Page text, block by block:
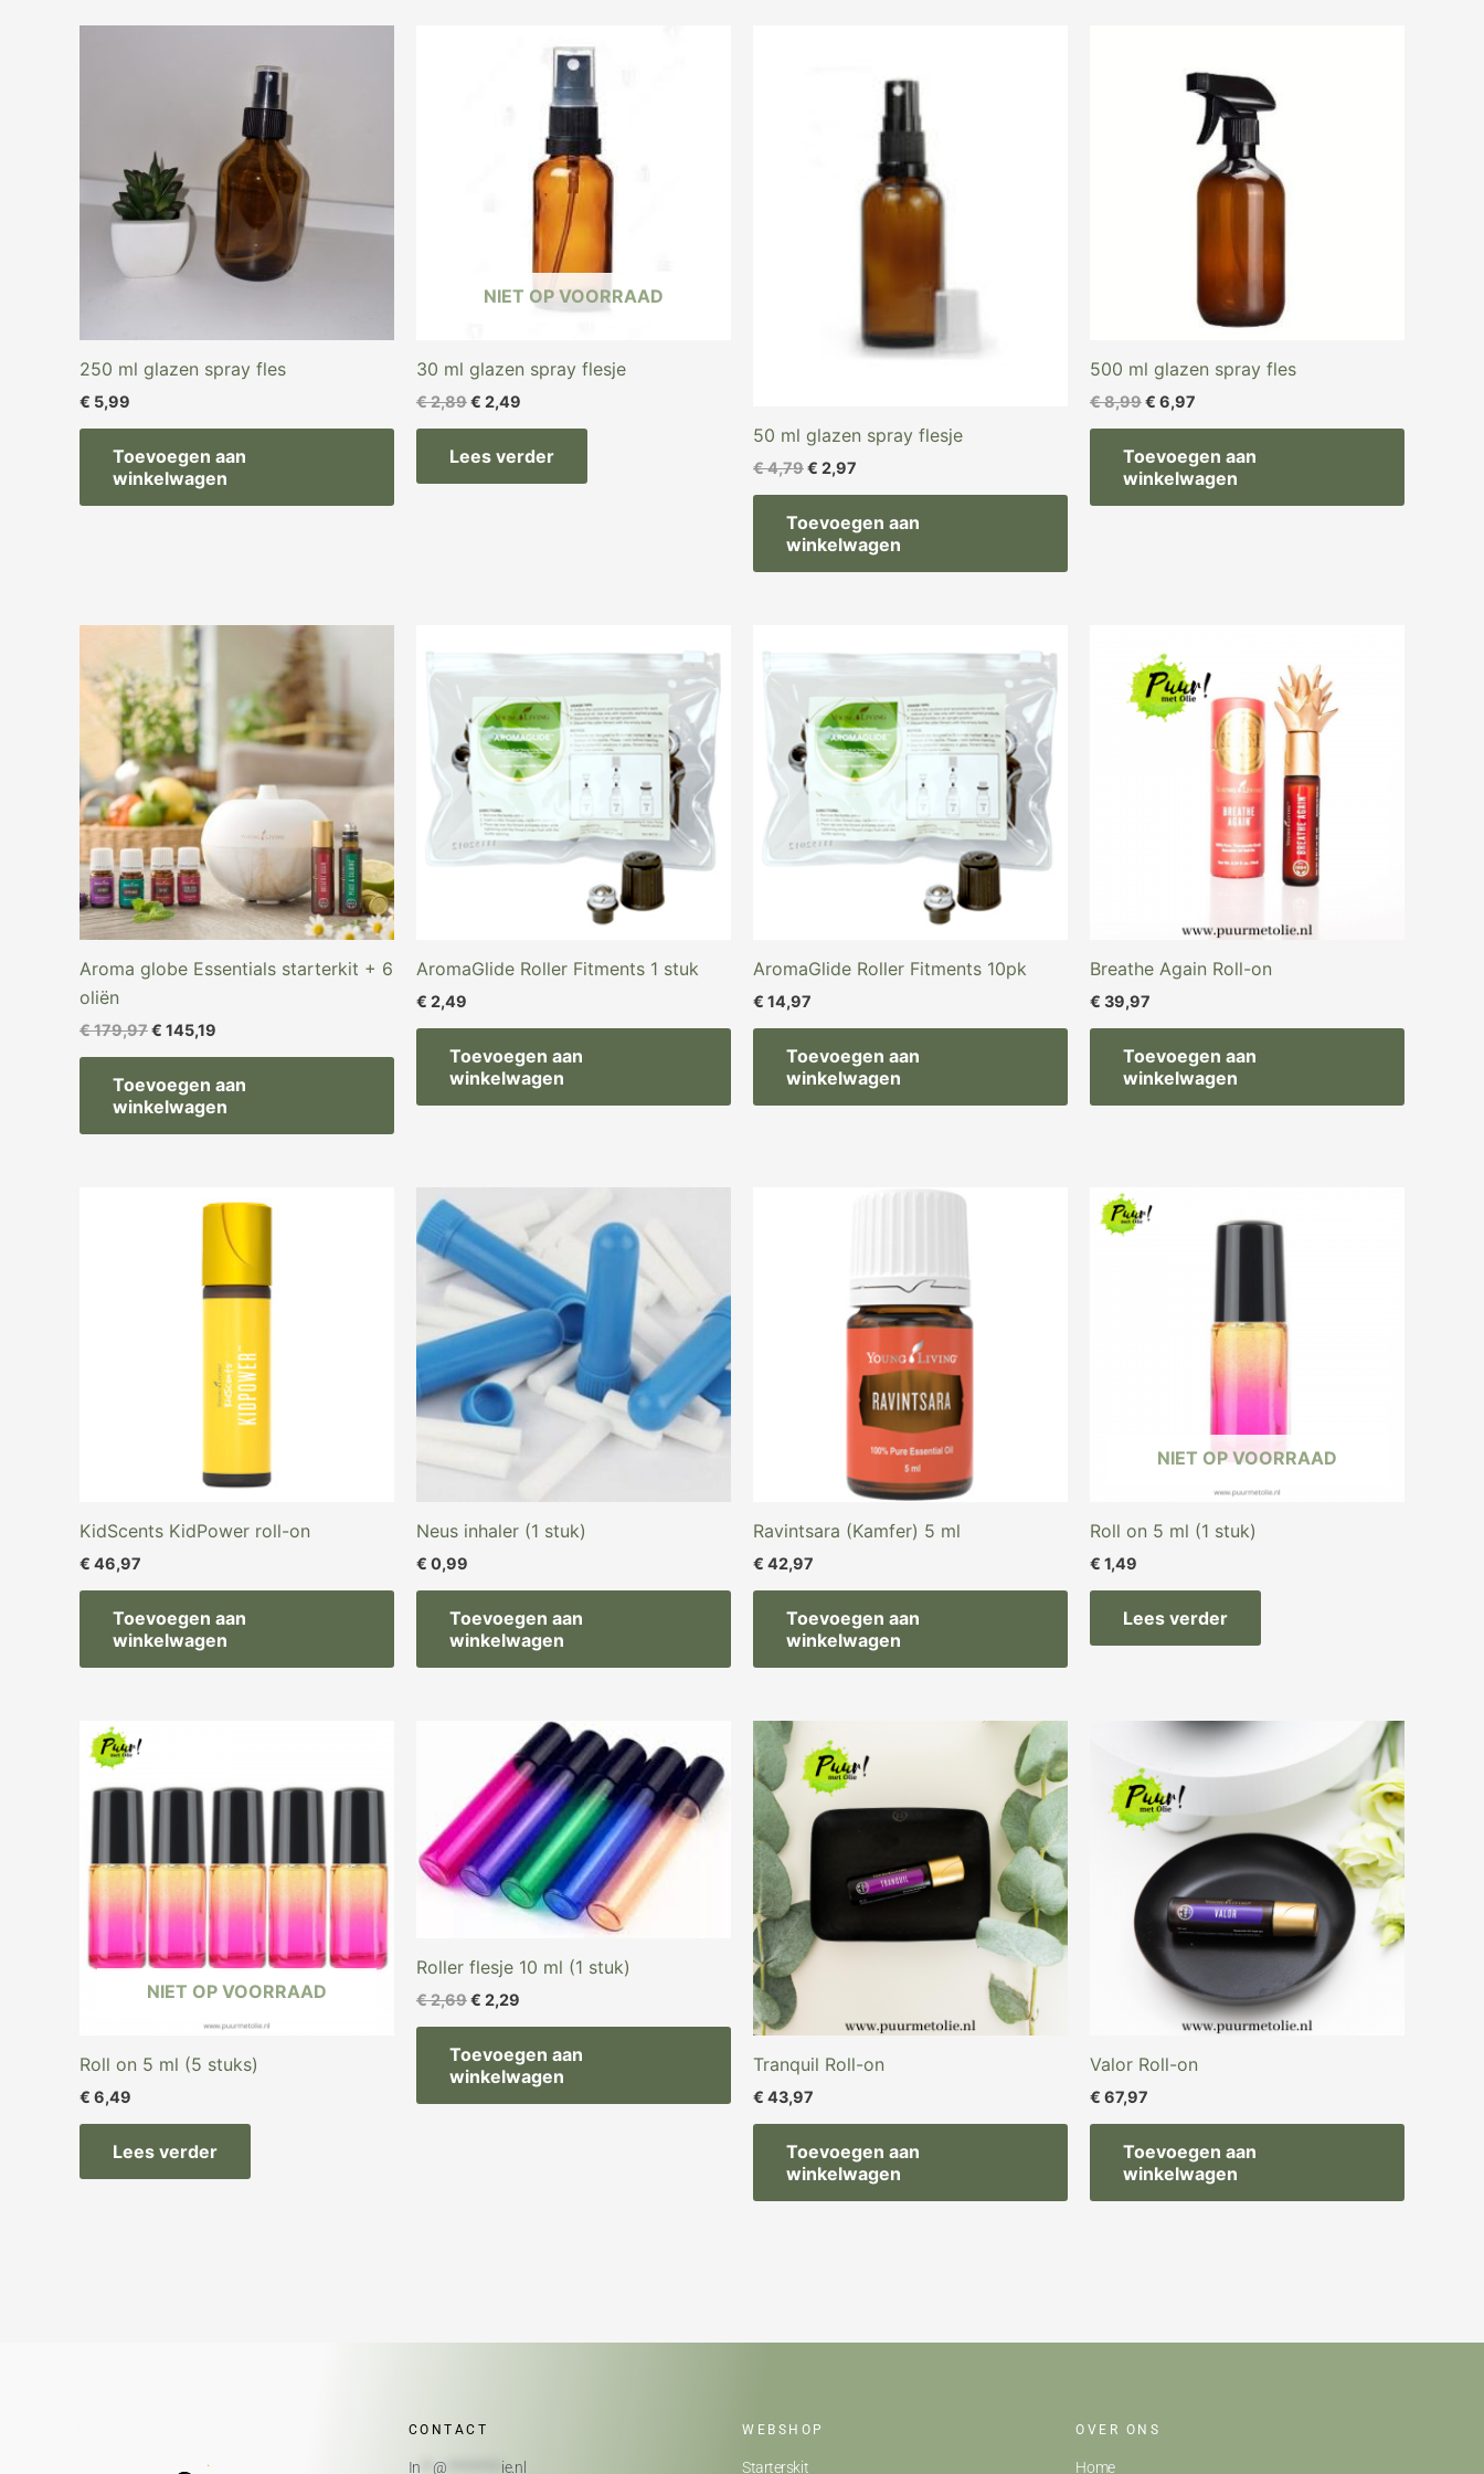
250 ml glazen spray fles
€ 5,99
Toevoegen aan
winkelwagen
NIET OP VOORRAAD
30 ml glazen spray flesje
€2,89€ 2,49
prijs
€ 2,49.
Lees verder
50 ml glazen spray flesje
€4,79€ 2,97
€ 2,97.
Toevoegen aan
winkelwagen
500 ml glazen spray fles
€8,99
€ 8,99.
€ 6,97
is:
€ 6,97.
Toevoegen aan
winkelwagen
Aroma globe Essentials starterkit + 6
oliën
€179,97
Oorspronkelijke
prijs
was:
€ 179,97.
€ 145,19
Huidige
€ 145,19.
Toevoegen aan
winkelwagen
AromaGlide Roller Fitments 1 stuk
€ 2,49
Toevoegen aan
winkelwagen
AromaGlide Roller Fitments 10pk
€ 14,97
Toevoegen aan
winkelwagen
Breathe Again Roll-on
€ 39,97
Toevoegen aan
winkelwagen
KidScents KidPower roll-on
€ 46,97
Toevoegen aan
winkelwagen
Neus inhaler (1 stuk)
€ 0,99
Toevoegen aan
winkelwagen
Ravintsara (Kamfer) 5 ml
€ 42,97
Toevoegen aan
winkelwagen
NIET OP VOORRAAD
Roll on 5 ml (1 stuk)
€ 1,49
Lees verder
NIET OP VOORRAAD
Roll on 5 ml (5 stuks)
€ 6,49
Lees verder
Roller flesje 10 ml (1 stuk)
€2,69
Oorspronkelijke
was:
€ 2,69.
€ 2,29
Huidige
prijs
is:
€ 2,29.
Toevoegen aan
winkelwagen
Tranquil Roll-on
€ 43,97
Toevoegen aan
winkelwagen
Valor Roll-on
€ 67,97
Toevoegen aan
winkelwagen
CONTACT
In @ ie.nl
WEBSHOP
Starterskit
OVER ONS
Home